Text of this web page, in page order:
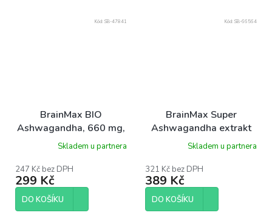
BrainMax BIO
Ashwagandha, 660 mg,
100 rostlinných kapslí
Skladem u partnera
247 Kč bez DPH
299 Kč
DO KOŠÍKU
Kód: SB-47841
BrainMax Super
Ashwagandha extrakt
KSM-66®, 50 ks
Skladem u partnera
321 Kč bez DPH
389 Kč
DO KOŠÍKU
Kód: SB-66564